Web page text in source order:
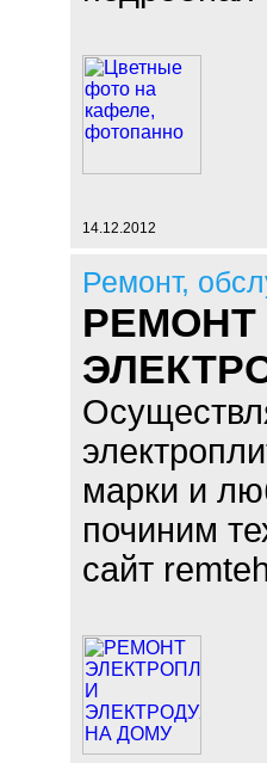
14.12.2012
Ремонт,
РЕМОНТ
марки и
починим
сайт